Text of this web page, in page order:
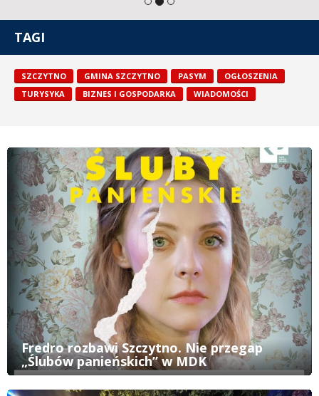
TAGI
SZCZYTNO GMINA SZCZYTNO PASYM
OGŁOSZENIA
TURYSYKA
BIZNES I GOSPODARKA WIADOMOŚCI
Fredro rozbawi Szczytno. Nie przegap
„Ślubów panieńskich” w MDK